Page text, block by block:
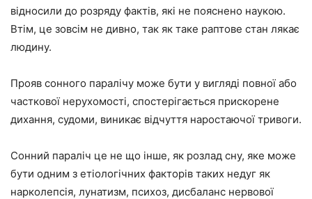
відносили до розряду фактів, які не пояснено наукою.
Втім, це зовсім не дивно, так як таке раптове стан лякає
людину.
Прояв сонного паралічу може бути у вигляді повної або
часткової нерухомості, спостерігається прискорене
дихання, судоми, виникає відчуття наростаючої тривоги.
Сонний параліч це не що інше, як розлад сну, яке може
бути одним з етіологічних факторів таких недуг як
нарколепсія, лунатизм, психоз, дисбаланс нервової